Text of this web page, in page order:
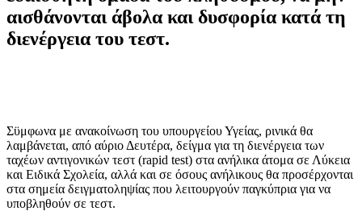
αισθάνονται άβολα και δυσφορία κατά τη
διενέργεια του τεστ.
Σϋμφωνα με ανακοίνωση του υπουργείου Υγείας, ρινικά θα
λαμβάνεται, από αύριο Δευτέρα, δείγμα για τη διενέργεια των
ταχέων αντιγονικών τεστ (rapid test) στα ανήλικα άτομα σε Λύκεια
και Ειδικά Σχολεία, αλλά και σε όσους ανήλικους θα προσέρχονται
στα σημεία δειγματοληψίας που λειτουργούν παγκύπρια για να
υποβληθούν σε τεστ.